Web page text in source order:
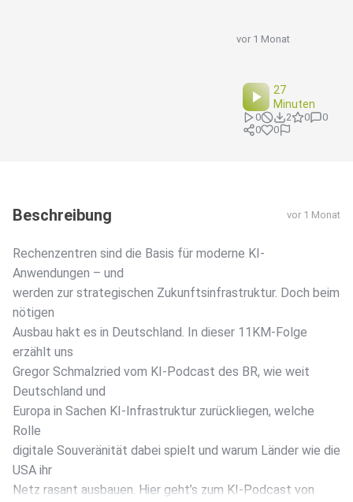
vor 1 Monat
27
Minuten
0 2 0
0
0
0
Beschreibung vor 1 Monat
Rechenzentren sind die Basis für moderne KI-
Anwendungen – und
werden zur strategischen Zukunftsinfrastruktur. Doch beim
nötigen
Ausbau hakt es in Deutschland. In dieser 11KM-Folge
erzählt uns
Gregor Schmalzried vom KI-Podcast des BR, wie weit
Deutschland und
Europa in Sachen KI-Infrastruktur zurückliegen, welche
Rolle
digitale Souveränität dabei spielt und warum Länder wie die
USA ihr
Netz rasant ausbauen. Hier geht’s zum KI-Podcast von